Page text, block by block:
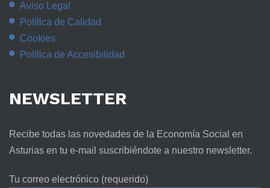
Aviso Legal
Política de Calidad
Cookies
Política de Accesibilidad
NEWSLETTER
Recibe todas las novedades de la Economía Social en
Asturias en tu e-mail suscribiéndote a nuestro newsletter.
Tu correo electrónico (requerido)